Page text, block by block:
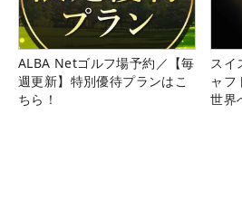
ALBA Netゴルフ場予約／【毎
週更新】特別優待プランはこ
ちら！
スイ
ャフ
世界